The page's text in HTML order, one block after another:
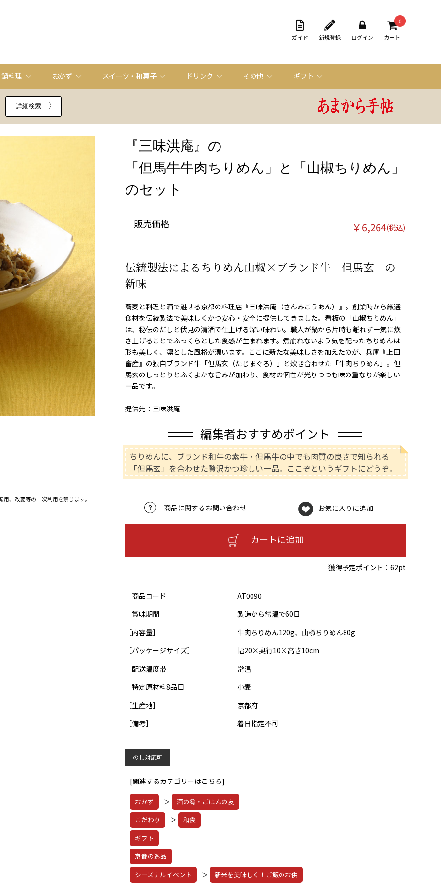
ガイド 新規登録 ログイン
0
カート
料理 おかず スイーツ・和菓子 ドリンク その他 ギフト
詳細検索
用、改変等の二次利用を禁じます。
『三味洪庵』の
「但馬牛牛肉ちりめん」と「山椒ちりめん」
のセット
販売価格 ￥6,264
伝統製法によるちりめん山椒×ブランド牛「但馬玄」の
新味
蕎麦と料理と酒で魅せる京都の料理店『三味洪庵（さんみこうあん）』。創業時から厳選
食材を伝統製法で美味しくかつ安心・安全に提供してきました。看板の「山椒ちりめん」
は、秘伝のだしと伏見の清酒で仕上げる深い味わい。職人が鍋から片時も離れず一気に炊
き上げることでふっくらとした食感が生まれます。煮崩れないよう気を配ったちりめんは
形も美しく、凛とした風格が漂います。ここに新たな美味しさを加えたのが、兵庫『上田
畜産』の独自ブランド牛「但馬玄（たじまぐろ）」と炊き合わせた「牛肉ちりめん」。但
馬玄のしっとりとふくよかな旨みが加わり、食材の個性が光りつつも味の重なりが楽しい
一品です。
提供先：三味洪庵
編集者おすすめポイント
ちりめんに、ブランド和牛の素牛・但馬牛の中でも肉質の良さで知られる
「但馬玄」を合わせた贅沢かつ珍しい一品。ここぞというギフトにどうぞ。
商品に関するお問い合わせ お気に入りに追加
カートに追加
獲得予定ポイント： 62pt
［商品コード］
AT0090
［賞味期間］
製造から常温で60日
［内容量］
牛肉ちりめん120g、山椒ちりめん80g
［パッケージサイズ］
幅20×奥行10×高さ10cm
［配送温度帯］
常温
［特定原材料8品目］
小麦
［生産地］
京都府
［備考］
着日指定不可
のし対応可
[関連するカテゴリーはこちら]
おかず ＞
酒の肴・ごはんの友
こだわり
＞
和食
ギフト
京都の逸品
シーズナルイベント
＞
新米を美味しく！ご飯のお供